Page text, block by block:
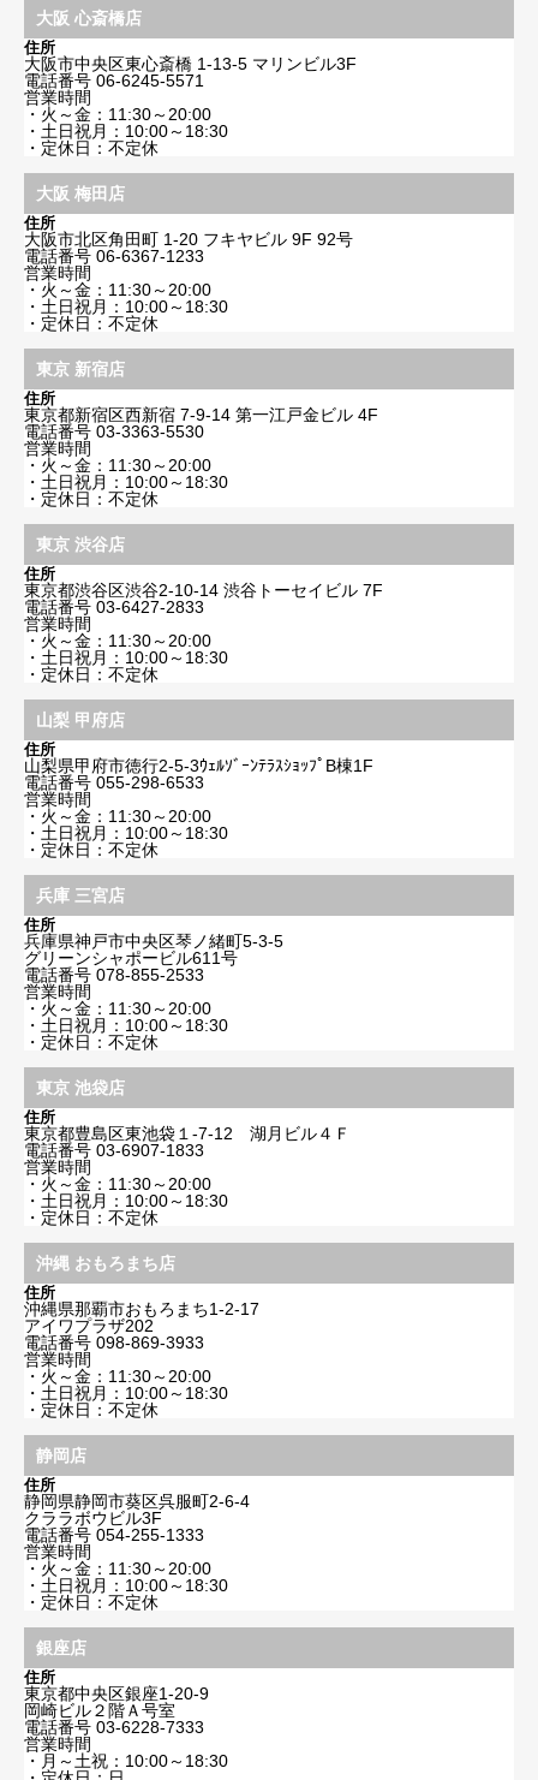
大阪 心斎橋店
住所
大阪市中央区東心斎橋 1-13-5 マリンビル3F
電話番号 06-6245-5571
営業時間
・火～金：11:30～20:00
・土日祝月：10:00～18:30
・定休日：不定休
大阪 梅田店
住所
大阪市北区角田町 1-20 フキヤビル 9F 92号
電話番号 06-6367-1233
営業時間
・火～金：11:30～20:00
・土日祝月：10:00～18:30
・定休日：不定休
東京 新宿店
住所
東京都新宿区西新宿 7-9-14 第一江戸金ビル 4F
電話番号 03-3363-5530
営業時間
・火～金：11:30～20:00
・土日祝月：10:00～18:30
・定休日：不定休
東京 渋谷店
住所
東京都渋谷区渋谷2-10-14 渋谷トーセイビル 7F
電話番号 03-6427-2833
営業時間
・火～金：11:30～20:00
・土日祝月：10:00～18:30
・定休日：不定休
山梨 甲府店
住所
山梨県甲府市徳行2-5-3ｳｪﾙｿﾞｰﾝﾃﾗｽｼｮｯﾌﾟB棟1F
電話番号 055-298-6533
営業時間
・火～金：11:30～20:00
・土日祝月：10:00～18:30
・定休日：不定休
兵庫 三宮店
住所
兵庫県神戸市中央区琴ノ緒町5-3-5
グリーンシャポービル611号
電話番号 078-855-2533
営業時間
・火～金：11:30～20:00
・土日祝月：10:00～18:30
・定休日：不定休
東京 池袋店
住所
東京都豊島区東池袋１-7-12 湖月ビル４Ｆ
電話番号 03-6907-1833
営業時間
・火～金：11:30～20:00
・土日祝月：10:00～18:30
・定休日：不定休
沖縄 おもろまち店
住所
沖縄県那覇市おもろまち1-2-17
アイワプラザ202
電話番号 098-869-3933
営業時間
・火～金：11:30～20:00
・土日祝月：10:00～18:30
・定休日：不定休
静岡店
住所
静岡県静岡市葵区呉服町2-6-4
クララボウビル3F
電話番号 054-255-1333
営業時間
・火～金：11:30～20:00
・土日祝月：10:00～18:30
・定休日：不定休
銀座店
住所
東京都中央区銀座1-20-9
岡崎ビル２階Ａ号室
電話番号 03-6228-7333
営業時間
・月～土祝：10:00～18:30